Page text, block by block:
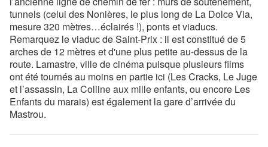
tunnels (celui des Nonières, le plus long de La Dolce Via,
mesure 320 mètres…éclairés !), ponts et viaducs.
Remarquez le viaduc de Saint-Prix : il est constitué de 5
arches de 12 mètres et d'une plus petite au-dessus de la
route. Lamastre, ville de cinéma puisque plusieurs films
ont été tournés au moins en partie ici (Les Cracks, Le Juge
et l’assassin, La Colline aux mille enfants, ou encore Les
Enfants du marais) est également la gare d’arrivée du
Mastrou.